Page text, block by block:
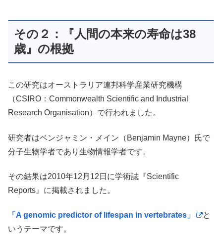
その２：『人間の本来の寿命は38
歳』の根拠
この研究はオーストラリア連邦科学産業研究機構
（CSIRO：Commonwealth Scientific and Industrial
Research Organisation）で行われました。
研究者はベンジャミン・メイン（Benjamin Mayne）氏で
分子生物学者であり生物情報学者です。
その結果は2010年12月12日に学術誌『Scientific
Reports』に掲載されました。
「A genomic predictor of lifespan in vertebrates」
と
いうテーマです。